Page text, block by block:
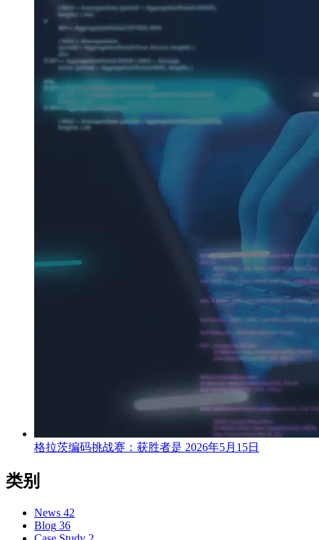
格拉茨编码挑战赛：获胜者是 2026年5月15日
类别
News 42
Blog 36